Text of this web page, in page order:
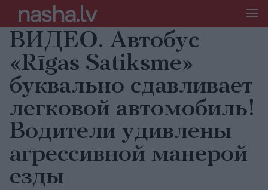
ВИДЕО. Автобус
«Rīgas Satiksme»
буквально сдавливает
легковой автомобиль!
Водители удивлены
агрессивной манерой
езды